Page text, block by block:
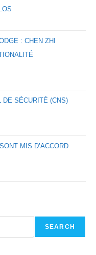
: CHEN ZHI
DE SÉCURITÉ (CNS)
MIS D’ACCORD
SEARCH